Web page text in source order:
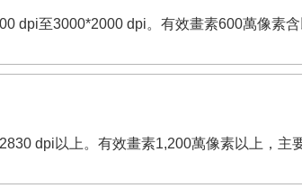
dpi至3000*2000 dpi。有效畫素600萬像素
dpi以上。有效畫素1,200萬像素以上，主